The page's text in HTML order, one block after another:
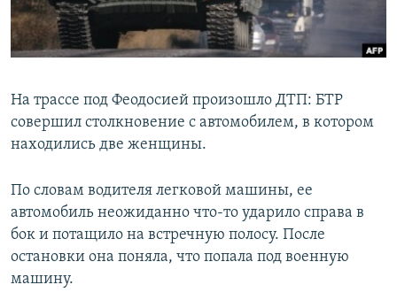
ПОБЕДИТЕЛЕЙ НЕ СУДЯТ?
КРЫМ.НЕПОКОРЕННЫЙ
УКРАИНСКАЯ ПРОБЛЕМА КРЫМА
ПРИСОЕДИНЯЙТЕСЬ!
Все сайты RFE/RL
На трассе под Феодосией произошло ДТП: БТР
совершил столкновение с автомобилем, в котором
находились две женщины.
По словам водителя легковой машины, ее
автомобиль неожиданно что-то ударило справа в
бок и потащило на встречную полосу. После
остановки она поняла, что попала под военную
машину.